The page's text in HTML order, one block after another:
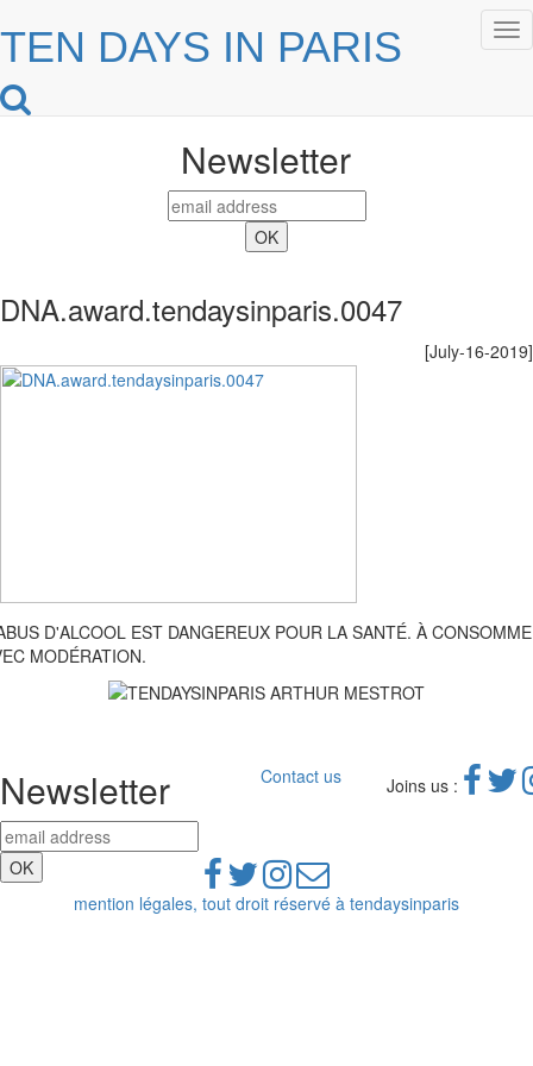
TEN DAYS IN PARIS
Newsletter
DNA.award.tendaysinparis.0047
[July-16-2019]
D'ALCOOL EST DANGEREUX POUR LA SANTÉ. À
MODÉRATION.
Newsletter Contact us Joins us :
mention légales, tout droit réservé à tendaysinparis